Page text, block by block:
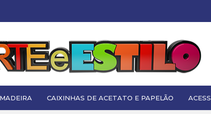
CAIXINHAS DE ACETATO E PAPELÃO